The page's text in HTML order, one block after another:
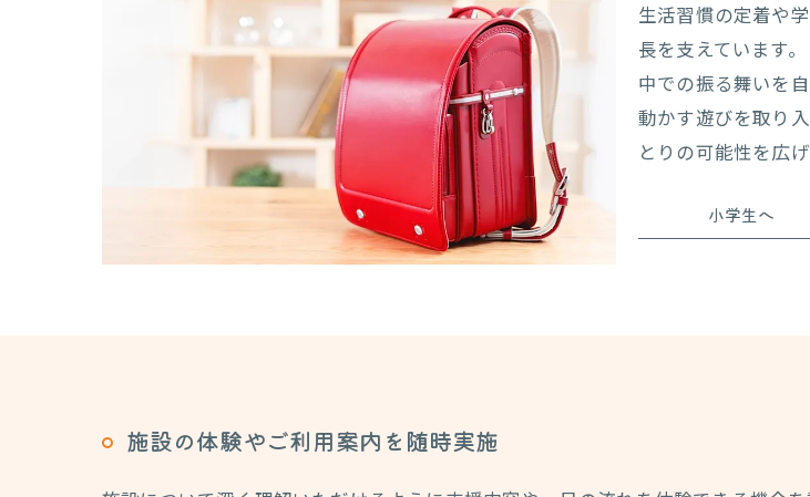
生活習慣の定着や
長を支えています
中での振る舞いを
動かす遊びを取り
とりの可能性を広
小学生へ
施設の体験やご利用案内を随時実施